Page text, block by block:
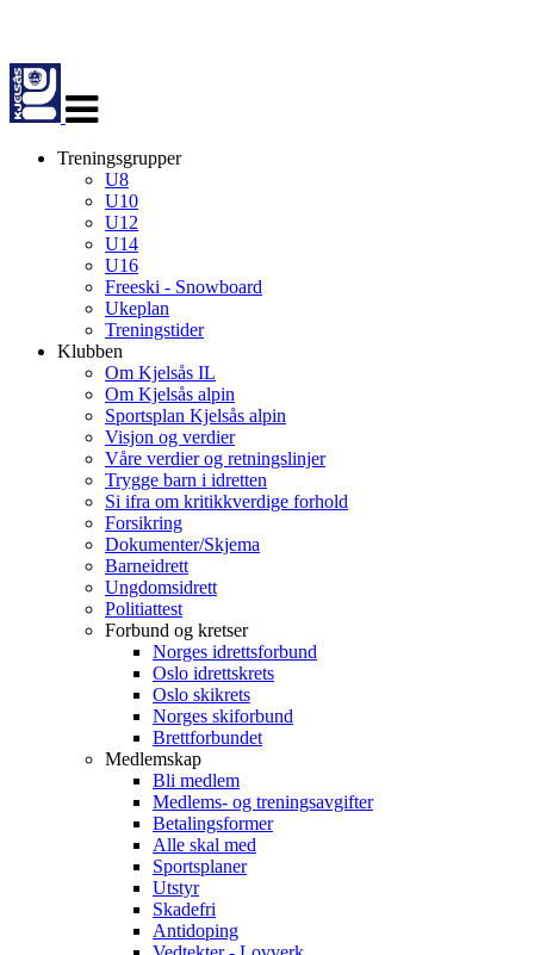
navigasjon
Treningsgrupper
U8
U10
U12
U14
U16
Freeski - Snowboard
Ukeplan
Treningstider
Klubben
Om Kjelsås IL
Om Kjelsås alpin
Sportsplan Kjelsås alpin
Visjon og verdier
Våre verdier og retningslinjer
Trygge barn i idretten
Si ifra om kritikkverdige forhold
Forsikring
Dokumenter/Skjema
Barneidrett
Ungdomsidrett
Politiattest
Forbund og kretser
Norges idrettsforbund
Oslo idrettskrets
Oslo skikrets
Norges skiforbund
Brettforbundet
Medlemskap
Bli medlem
Medlems- og treningsavgifter
Betalingsformer
Alle skal med
Sportsplaner
Utstyr
Skadefri
Antidoping